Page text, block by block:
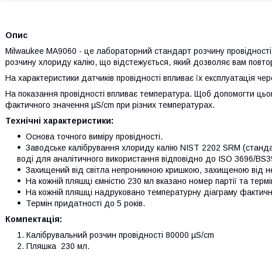
Опис
Milwaukee MA9060 - це лабораторний стандарт розчину
розчину хлориду калію, що відстежується, який дозволяє вам
На характеристики датчиків провідності впливає їх експлуатація
На показання провідності впливає температура. Щоб допомогти
фактичного значення µS/cm при різних температурах.
Технічні характеристики:
Основа точного виміру провідності.
Заводське калібрування хлориду калію NIST 2202 SRM
воді для аналітичного використання відповідно до ISO 3696/
Захищений від світла непроникною кришкою, захищеною від
На кожній пляшці ємністю 230 мл вказано номер партії та
На кожній пляшці надруковано температурну діаграму
Термін придатності до 5 років.
Компектація:
Калібрувальний розчин провідності 80000 µS/cm
Пляшка 230 мл.